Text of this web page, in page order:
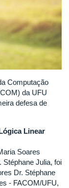
Computação
da UFU
defesa de
Linear
Soares
Stéphane Julia, foi
Dr. Stéphane
- FACOM/UFU,